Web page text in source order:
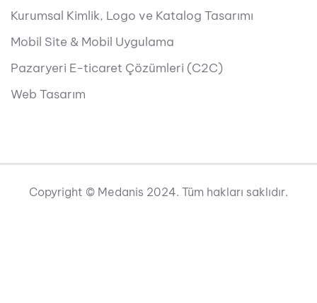
Kurumsal Kimlik, Logo ve Katalog Tasarımı
Mobil Site & Mobil Uygulama
Pazaryeri E-ticaret Çözümleri (C2C)
Web Tasarım
Copyright © Medanis 2024. Tüm hakları saklıdır.